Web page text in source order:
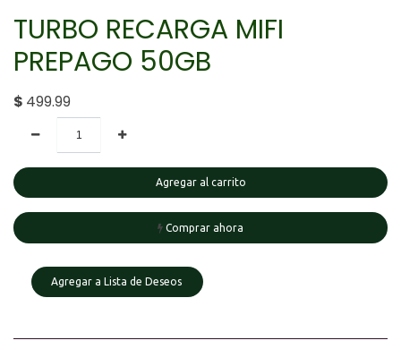
TURBO RECARGA MIFI
PREPAGO 50GB
$ 499.99
Agregar al carrito
Comprar ahora
Agregar a Lista de Deseos